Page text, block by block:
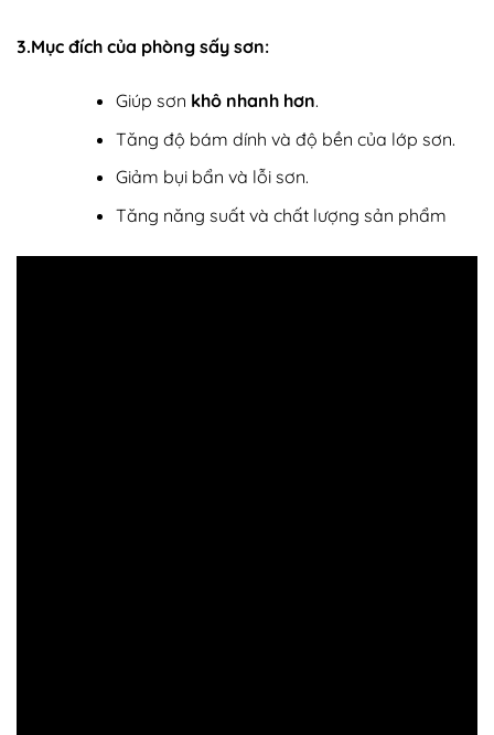
3.Mục đích của phòng sấy sơn:
Giúp sơn khô nhanh hơn.
Tăng độ bám dính và độ bền của lớp sơn.
Giảm bụi bẩn và lỗi sơn.
Tăng năng suất và chất lượng sản phẩm